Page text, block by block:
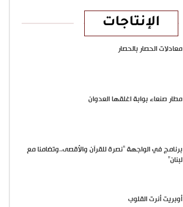
الإنتاجات
معادلات الحصار بالحصار
مطار صنعاء بوابة اغلقها العدوان
برنامج في الواجهة “نصرة للقرآن والأقصى..وتضامنا مع
لبنان”
أوبريت أنرت القلوب